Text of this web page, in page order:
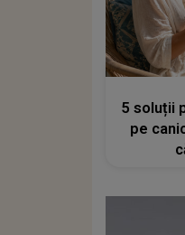
5 soluții
pe